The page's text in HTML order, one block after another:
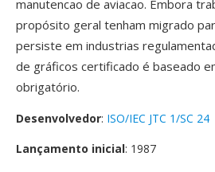
manutencao de aviacao. Embora
propósito geral tenham migrado
persiste em industrias
de gráficos certificado é baseado
obrigatório.
Desenvolvedor: ISO/IEC JTC 1/SC 24
Lançamento inicial: 1987